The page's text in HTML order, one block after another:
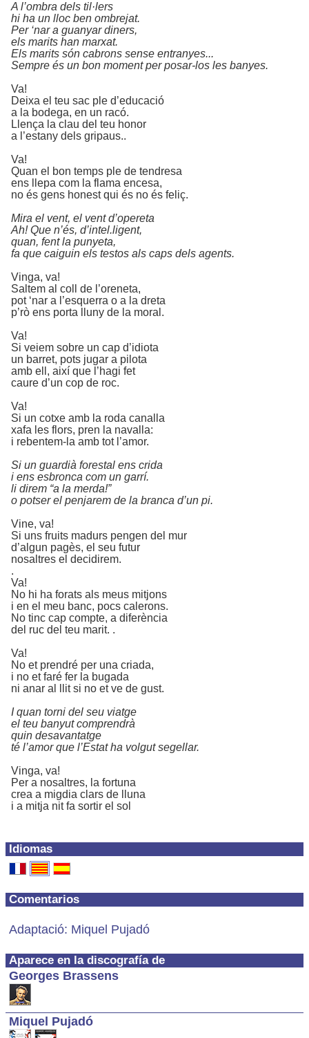
Idiomas
Comentarios
Adaptació: Miquel Pujadó
Aparece en la discografía de
Georges Brassens
Miquel Pujadó
A l’ombra dels til·lers
hi ha un lloc ben ombrejat.
Per ‘nar a guanyar diners,
els marits han marxat.
Els marits són cabrons sense entranyes...
Sempre és un bon moment per posar-los les banyes.
Va!
Deixa el teu sac ple d’educació
a la bodega, en un racó.
Llença la clau del teu honor
a l’estany dels gripaus..
Va!
Quan el bon temps ple de tendresa
ens llepa com la flama encesa,
no és gens honest qui és no és feliç.
Mira el vent, el vent d’opereta
Ah! Que n’és, d’intel.ligent,
quan, fent la punyeta,
fa que caiguin els testos als caps dels agents.
Vinga, va!
Saltem al coll de l’oreneta,
pot ‘nar a l’esquerra o a la dreta
p’rò ens porta lluny de la moral.
Va!
Si veiem sobre un cap d’idiota
un barret, pots jugar a pilota
amb ell, així que l’hagi fet
caure d’un cop de roc.
Va!
Si un cotxe amb la roda canalla
xafa les flors, pren la navalla:
i rebentem-la amb tot l’amor.
Si un guardià forestal ens crida
i ens esbronca com un garrí.
li direm “a la merda!”
o potser el penjarem de la branca d’un pi.
Vine, va!
Si uns fruits madurs pengen del mur
d’algun pagès, el seu futur
nosaltres el decidirem.
.
Va!
No hi ha forats als meus mitjons
i en el meu banc, pocs calerons.
No tinc cap compte, a diferència
del ruc del teu marit. .
Va!
No et prendré per una criada,
i no et faré fer la bugada
ni anar al llit si no et ve de gust.
I quan torni del seu viatge
el teu banyut comprendrà
quin desavantatge
té l’amor que l’Estat ha volgut segellar.
Vinga, va!
Per a nosaltres, la fortuna
crea a migdia clars de lluna
i a mitja nit fa sortir el sol